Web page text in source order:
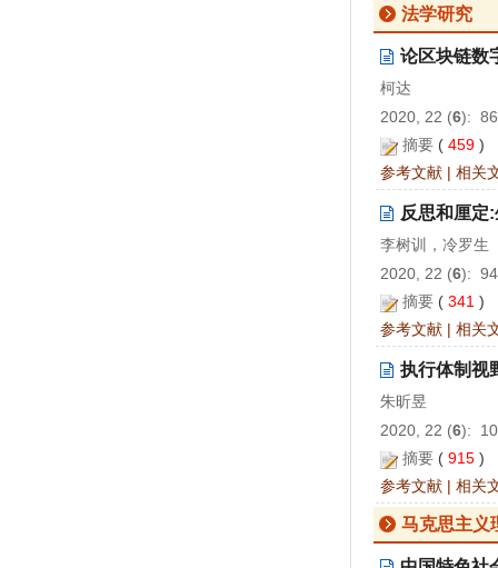
法学研究
论区块链数
柯达
2020, 22 (6):
摘要 ( 459 )
参考文献 | 相关
反思和厘
李树训，冷罗生
2020, 22 (6):
摘要 ( 341 )
参考文献 | 相关
执行体制视
朱昕昱
2020, 22 (6):
摘要 ( 915 )
参考文献 | 相关
马克思主义